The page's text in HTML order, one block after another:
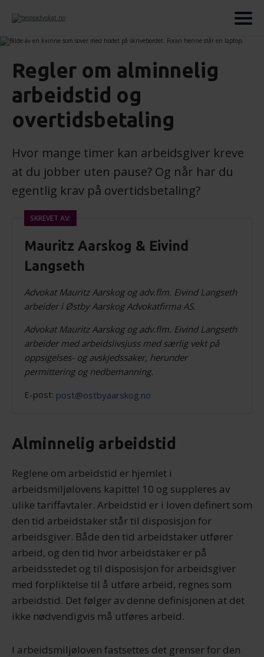
Regler om alminnelig
arbeidstid og
overtidsbetaling
Hvor mange timer kan arbeidsgiver kreve
at du jobber uten pause? Og når har du
egentlig krav på overtidsbetaling?
SKREVET AV:
Mauritz Aarskog & Eivind
Langseth
Advokat Mauritz Aarskog og adv.flm. Eivind Langseth
arbeider i Østby Aarskog Advokatfirma AS.
Advokat Mauritz Aarskog og adv.flm. Eivind Langseth
arbeider med arbeidslivsjuss med særlig vekt på
oppsigelses- og avskjedssaker, herunder
permittering og nedbemanning.
E-post: post@ostbyaarskog.no
Alminnelig arbeidstid
Reglene om arbeidstid er hjemlet i
arbeidsmiljølovens kapittel 10 og suppleres av
ulike tariffavtaler. Arbeidstid er i loven definert som
den tid arbeidstaker står til disposisjon for
arbeidsgiver. Både den tid arbeidstaker utfører
arbeid, og den tid hvor arbeidstaker er på
arbeidsstedet og til disposisjon for arbeidsgiver
med forpliktelse til å utføre arbeid, regnes som
arbeidstid. Det følger av denne definisjonen at det
ikke nødvendigvis må utføres arbeid.
I arbeidsmiljøloven fastsettes det grenser for den